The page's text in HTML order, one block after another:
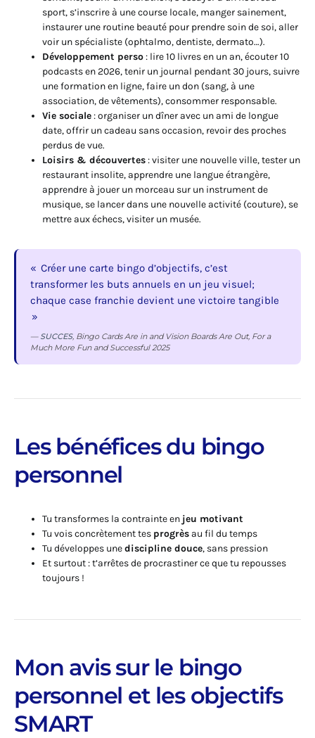
sport, s’inscrire à une course locale, manger sainement,
instaurer une routine beauté pour prendre soin de soi, aller
voir un spécialiste (ophtalmo, dentiste, dermato…).
Développement perso: lire 10 livres en un an, écouter 10
podcasts en 2026, tenir un journal pendant 30 jours, suivre
une formation en ligne, faire un don (sang, à une
association, de vêtements), consommer responsable.
Vie sociale: organiser un dîner avec un ami de longue
date, offrir un cadeau sans occasion, revoir des proches
perdus de vue.
Loisirs & découvertes: visiter une nouvelle ville, tester un
restaurant insolite, apprendre une langue étrangère,
apprendre à jouer un morceau sur un instrument de
musique, se lancer dans une nouvelle activité (couture), se
mettre aux échecs, visiter un musée.
Créer une carte bingo d’objectifs, c’est
transformer les buts annuels en un jeu visuel;
chaque case franchie devient une victoire tangible
— SUCCES, Bingo Cards Are in and Vision Boards Are Out, For a
Much More Fun and Successful 2025
Les bénéfices du bingo
personnel
Tu transformes la contrainte en jeu motivant
Tu vois concrètement tes progrès au fil du temps
Tu développes unediscipline douce, sans pression
Et surtout : t’arrêtes de procrastiner ce que tu repousses
toujours !
Mon avis sur le bingo
personnel et les objectifs
SMART